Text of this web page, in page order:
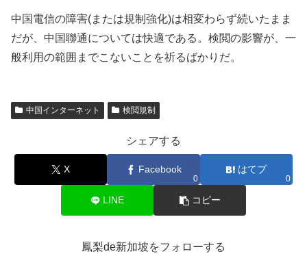
中国電信の障害(または規制強化)は相変わらず続いたまま
だが、中国聯通については快適である。検閲の影響が、一
般利用の範囲までこないことを祈るばかりだ。
中国インターネット 検閲規制
シェアする
X Facebook
0
はてブ
0
LINE コピー
鳳梨de新加坡をフォローする